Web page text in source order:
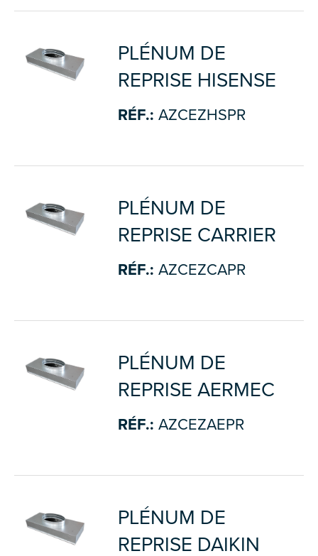
PLÉNUM DE
REPRISE HISENSE
RÉF.: AZCEZHSPR
PLÉNUM DE
REPRISE CARRIER
RÉF.: AZCEZCAPR
PLÉNUM DE
REPRISE AERMEC
RÉF.: AZCEZAEPR
PLÉNUM DE
REPRISE DAIKIN